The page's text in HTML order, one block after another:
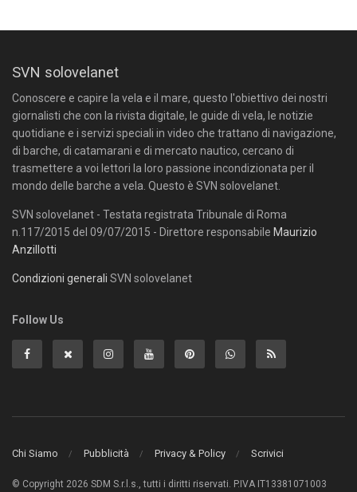
SVN solovelanet
Conoscere e capire la vela e il mare, questo l'obiettivo dei nostri
giornalisti che con la rivista digitale, le guide di vela, le notizie
quotidiane e i servizi speciali in video che trattano di navigazione,
di barche, di catamarani e di mercato nautico, cercano di
trasmettere a voi lettori la loro passione incondizionata per il
mondo delle barche a vela. Questo è SVN solovelanet.
SVN solovelanet - Testata registrata Tribunale di Roma
n.117/2015 del 09/07/2015 - Direttore responsabile Maurizio
Anzillotti
Condizioni generali SVN solovelanet
Follow Us
Chi Siamo Pubblicità Privacy & Policy Scrivici
© Copyright 2026 SDM S.r.l.s., tutti i diritti riservati. P.IVA IT13381071003